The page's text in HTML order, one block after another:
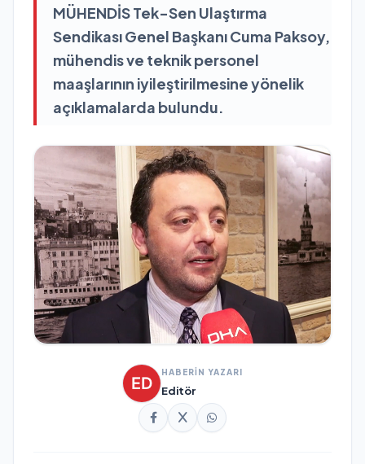
MÜHENDİS Tek-Sen Ulaştırma
Sendikası Genel Başkanı Cuma Paksoy,
mühendis ve teknik personel
maaşlarının iyileştirilmesine yönelik
açıklamalarda bulundu.
HABERİN YAZARI
Editör